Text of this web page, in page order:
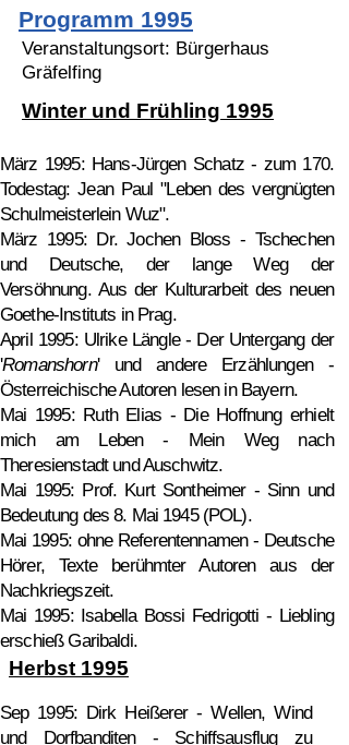
Programm 1995
Veranstaltungsort: Bürgerhaus
Gräfelfing
Winter und Frühling 1995
März 1995: Hans-Jürgen Schatz - zum 170.
Todestag: Jean Paul "Leben des vergnügten
Schulmeisterlein Wuz".
März 1995: Dr. Jochen Bloss - Tschechen
und Deutsche, der lange Weg der
Versöhnung. Aus der Kulturarbeit des neuen
Goethe-Instituts in Prag.
April 1995: Ulrike Längle - Der Untergang der
'Romanshorn' und andere Erzählungen -
Österreichische Autoren lesen in Bayern.
Mai 1995: Ruth Elias - Die Hoffnung erhielt
mich am Leben - Mein Weg nach
Theresienstadt und Auschwitz.
Mai 1995: Prof. Kurt Sontheimer - Sinn und
Bedeutung des 8. Mai 1945 (POL).
Mai 1995: ohne Referentennamen - Deutsche
Hörer, Texte berühmter Autoren aus der
Nachkriegszeit.
Mai 1995: Isabella Bossi Fedrigotti - Liebling
erschieß Garibaldi.
Herbst 1995
Sep 1995: Dirk Heißerer - Wellen, Wind
und Dorfbanditen - Schiffsausflug zu